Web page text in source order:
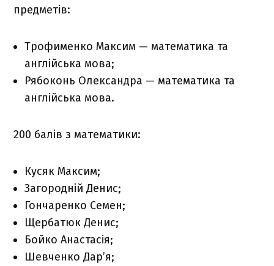
предметів:
Трофименко Максим — математика та
англійська мова;
Рябоконь Олександра — математика та
англійська мова.
200 балів з математики:
Кусяк Максим;
Загородній Денис;
Гончаренко Семен;
Щербатюк Денис;
Бойко Анастасія;
Шевченко Дар’я;